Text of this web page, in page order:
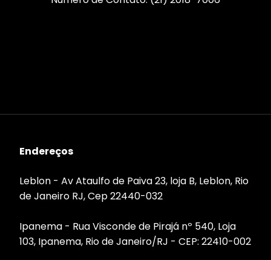
Endereços
Leblon - Av Ataulfo de Paiva 23, loja B, Leblon, Rio
de Janeiro RJ, Cep 22440-032
Ipanema - Rua Visconde de Pirajá nº 540, Loja
103, Ipanema, Rio de Janeiro/RJ - CEP: 22410-002